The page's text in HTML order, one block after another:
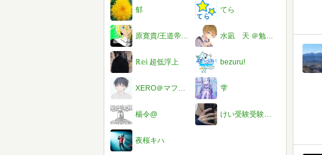
郁 てら
原寛貴/王道帝国@ブックウォーカーキング/ニコニコブースター 水凪 天 ＠勉強に集中したい ＠自分に自信を持つ
ℝ𝕖𝕚 超低浮上 bezuru!
XERO＠マフティー・ナビーユ・エリン 雫
楊令@ けい受験受験受験受験受験受験受験受験受験受験受験受験受験受験受験受験受験受験
夜桜キハ